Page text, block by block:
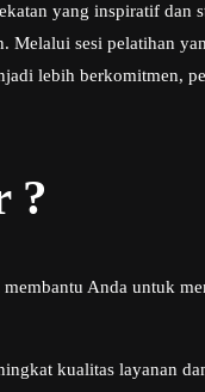
yang inspiratif dan
Melalui sesi pelatihan
lebih berkomitmen,
?
Anda untuk
kualitas layanan